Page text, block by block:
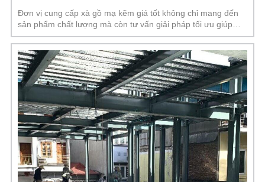
Đơn vị cung cấp xà gồ mạ kẽm giá tốt không chỉ mang đến
sản phẩm chất lượng mà còn tư vấn giải pháp tối ưu giúp
bạn lựa chọn